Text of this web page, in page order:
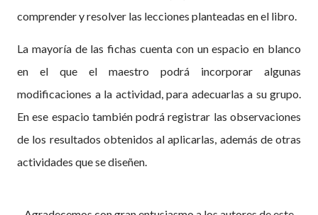
comprender y resolver las lecciones planteadas en el libro.
La mayoría de las fichas cuenta con un espacio en blanco
en el que el maestro podrá incorporar algunas
modificaciones a la actividad, para adecuarlas a su grupo.
En ese espacio también podrá registrar las observaciones
de los resultados obtenidos al aplicarlas, además de otras
actividades que se diseñen.